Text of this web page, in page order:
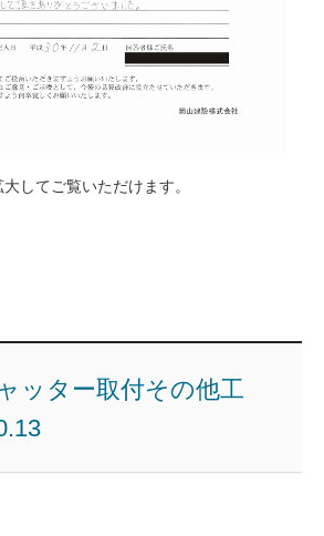
してご覧いただけます。
ッター取付その他工